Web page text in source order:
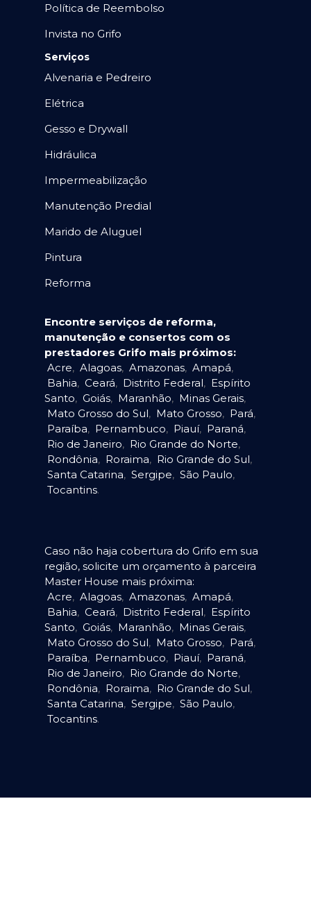
Política de Reembolso
Invista no Grifo
Serviços
Alvenaria e Pedreiro
Elétrica
Gesso e Drywall
Hidráulica
Impermeabilização
Manutenção Predial
Marido de Aluguel
Pintura
Reforma
Encontre serviços de reforma,
manutenção e consertos com os
prestadores Grifo mais próximos:
Acre, Alagoas, Amazonas, Amapá,
Bahia, Ceará, Distrito Federal, Espírito
Santo, Goiás, Maranhão, Minas Gerais,
Mato Grosso do Sul, Mato Grosso, Pará,
Paraíba, Pernambuco, Piauí, Paraná,
Rio de Janeiro, Rio Grande do Norte,
Rondônia, Roraima, Rio Grande do Sul,
Santa Catarina, Sergipe, São Paulo,
Tocantins.
Caso não haja cobertura do Grifo em sua
região, solicite um orçamento à parceira
Master House mais próxima:
Acre, Alagoas, Amazonas, Amapá,
Bahia, Ceará, Distrito Federal, Espírito
Santo, Goiás, Maranhão, Minas Gerais,
Mato Grosso do Sul, Mato Grosso, Pará,
Paraíba, Pernambuco, Piauí, Paraná,
Rio de Janeiro, Rio Grande do Norte,
Rondônia, Roraima, Rio Grande do Sul,
Santa Catarina, Sergipe, São Paulo,
Tocantins.